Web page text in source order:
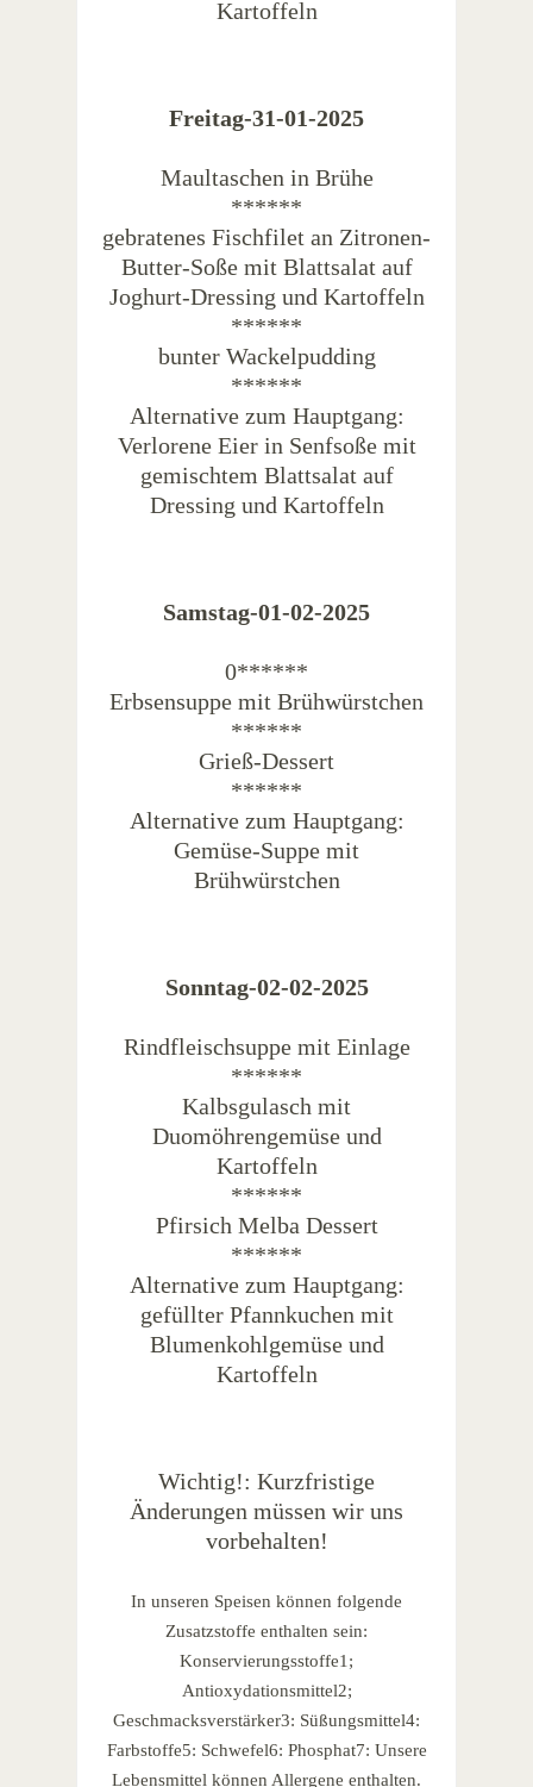
Kartoffeln
Freitag-31-01-2025
Maultaschen in Brühe
******
gebratenes Fischfilet an Zitronen-
Butter-Soße mit Blattsalat auf
Joghurt-Dressing und Kartoffeln
******
bunter Wackelpudding
******
Alternative zum Hauptgang:
Verlorene Eier in Senfsoße mit
gemischtem Blattsalat auf
Dressing und Kartoffeln
Samstag-01-02-2025
0******
Erbsensuppe mit Brühwürstchen
******
Grieß-Dessert
******
Alternative zum Hauptgang:
Gemüse-Suppe mit
Brühwürstchen
Sonntag-02-02-2025
Rindfleischsuppe mit Einlage
******
Kalbsgulasch mit
Duomöhrengemüse und
Kartoffeln
******
Pfirsich Melba Dessert
******
Alternative zum Hauptgang:
gefüllter Pfannkuchen mit
Blumenkohlgemüse und
Kartoffeln
Wichtig!: Kurzfristige
Änderungen müssen wir uns
vorbehalten!
In unseren Speisen können folgende
Zusatzstoffe enthalten sein:
Konservierungsstoffe1;
Antioxydationsmittel2;
Geschmacksverstärker3: Süßungsmittel4:
Farbstoffe5: Schwefel6: Phosphat7: Unsere
Lebensmittel können Allergene enthalten.